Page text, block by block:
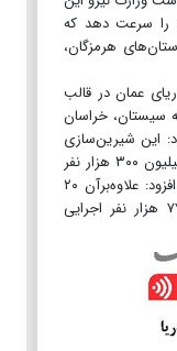
را سرعت دهد که
هرمزگان،
عمان در قالب
سیستان، خراسان
این شیرین‌سازی
۵۰۲ هزارمترمکعبی برای جمعیتی حدود ۲ میلیون ۳۰۰ هزار نفر
انجام و توزیع می‌شود.معاون آبفای کشور افزود: علاوه‌برآن ۲۰
قرارداد شیرین‌سازی آب داریم که برای ۷۷۷ هزار نفر اجرایی